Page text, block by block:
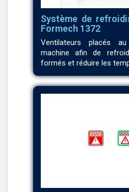
Système de
Formech 1372
Ventilateurs placés
machine afin de
formés et réduire les